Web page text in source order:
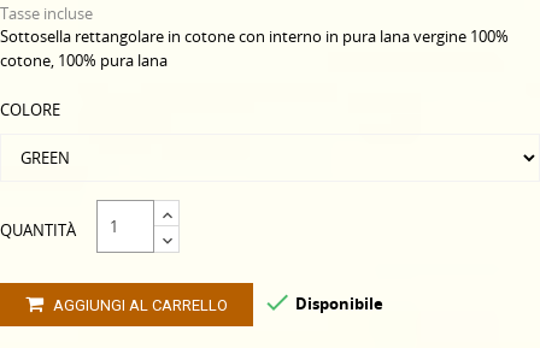
Tasse incluse
Sottosella rettangolare in cotone con interno in pura lana vergine 100%
cotone, 100% pura lana
COLORE
QUANTITÀ
AGGIUNGI AL CARRELLO  Disponibile